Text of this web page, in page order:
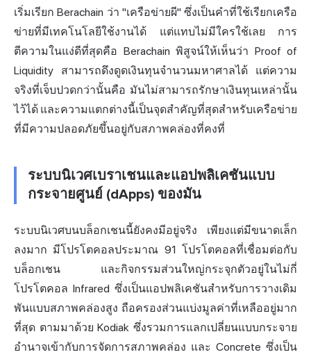
เริ่มเรียก Berachain ว่า "เครือข่ายผี" ซึ่งเป็นคำที่ใช้เรียกเครือ
ข่ายที่มีเทคโนโลยีใช้งานได้ แต่แทบไม่มีใครใช้เลย การ
ตีความในแง่ดีที่สุดคือ Berachain พิสูจน์ให้เห็นว่า Proof of
Liquidity สามารถดึงดูดเงินทุนจำนวนมหาศาลได้ แต่ความ
จริงที่เจ็บปวดกว่านั้นคือ มันไม่สามารถรักษาเงินทุนเหล่านั้น
ไว้ได้ และความแตกต่างนี้เป็นจุดสำคัญที่สุดสำหรับเครือข่าย
ที่มีความปลอดภัยขึ้นอยู่กับสภาพคล่องที่คงที่
ระบบนิเวศเบราเชนและแอปพลิเคชันแบบ
กระจายศูนย์ (dApps) ของมัน
ระบบนิเวศบนบล็อกเชนนี้ยังคงมีอยู่จริง เพียงแต่มีขนาดเล็ก
ลงมาก มีโปรโตคอลประมาณ 91 โปรโตคอลที่เชื่อมต่อกับ
บล็อกเชน และกิจกรรมส่วนใหญ่กระจุกตัวอยู่ในไม่กี่
โปรโตคอล Infrared ซึ่งเป็นแอปพลิเคชันสำหรับการวางเดิม
พันแบบสภาพคล่องสูง ถือครองส่วนแบ่งมูลค่าที่เหลืออยู่มาก
ที่สุด ตามมาด้วย Kodiak ซึ่งรวมการแลกเปลี่ยนแบบกระจาย
อำนาจเข้ากับการจัดการสภาพคล่อง และ Concrete ซึ่งเป็น